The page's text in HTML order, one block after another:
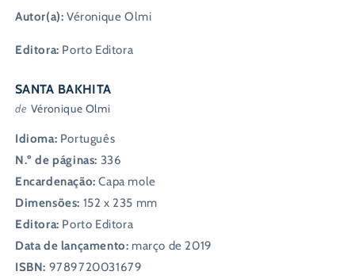
Autor(a): Véronique Olmi
Editora: Porto Editora
SANTA BAKHITA
de Véronique Olmi
Idioma: Português
N.º de páginas: 336
Encardenação:Capa mole
Dimensões: 152 x 235 mm
Editora: Porto Editora
Data de lançamento: março de 2019
ISBN: 9789720031679